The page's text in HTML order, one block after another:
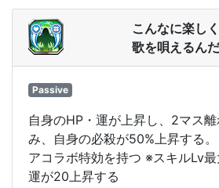
こんなに楽しく
歌を唄えるんだ
Passive
自身のHP・運が上昇し、2マス
み、自身の必殺が50%上昇する
アコラボ特効を持つ ※スキルLv最
運が20上昇する